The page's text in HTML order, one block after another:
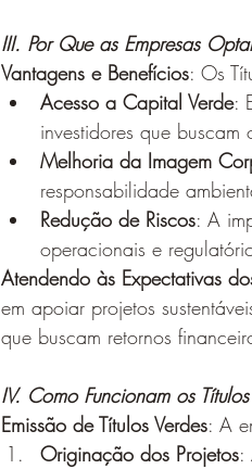
III. Por Que as Empresas
Vantagens e Benefícios: Os
Acesso a Capital Verde:
investidores que buscam
Melhoria da Imagem
responsabilidade
Redução de Riscos: A
operacionais e
Atendendo às Expectativas
em apoiar projetos
que buscam retornos
IV. Como Funcionam os
Emissão de Títulos Verdes: A
Originação dos Projetos: